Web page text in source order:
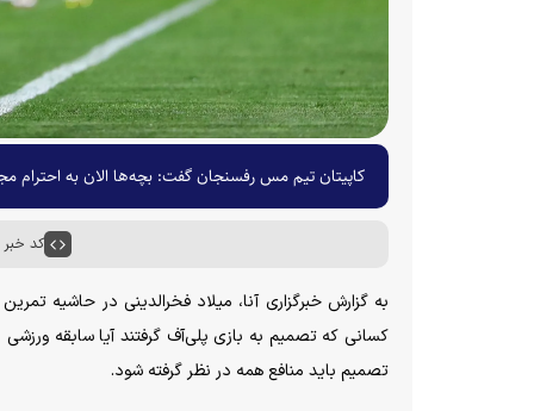
کاپیتان تیم مس رفسنجان گفت: بچه‌ها الان به احترام
کد خبر :
به گزارش خبرگزاری آنا، میلاد فخرالدینی در
تصمیم باید منافع همه در نظر گرفته شود.